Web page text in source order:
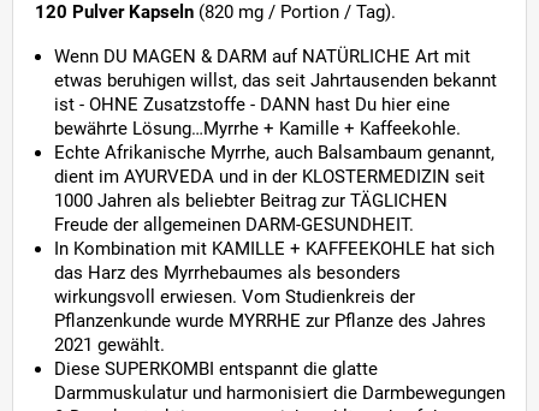
120 Pulver Kapseln (820 mg / Portion / Tag).
Wenn DU MAGEN & DARM auf NATÜRLICHE Art mit
etwas beruhigen willst, das seit Jahrtausenden bekannt
ist - OHNE Zusatzstoffe - DANN hast Du hier eine
bewährte Lösung…Myrrhe + Kamille + Kaffeekohle.
Echte Afrikanische Myrrhe, auch Balsambaum genannt,
dient im AYURVEDA und in der KLOSTERMEDIZIN seit
1000 Jahren als beliebter Beitrag zur TÄGLICHEN
Freude der allgemeinen DARM-GESUNDHEIT.
In Kombination mit KAMILLE + KAFFEEKOHLE hat sich
das Harz des Myrrhebaumes als besonders
wirkungsvoll erwiesen. Vom Studienkreis der
Pflanzenkunde wurde MYRRHE zur Pflanze des Jahres
2021 gewählt.
Diese SUPERKOMBI entspannt die glatte
Darmmuskulatur und harmonisiert die Darmbewegungen